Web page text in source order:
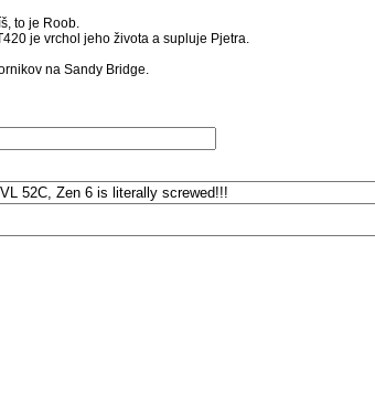
to je Roob.
je vrchol jeho života a supluje Pjetra.
na Sandy Bridge.